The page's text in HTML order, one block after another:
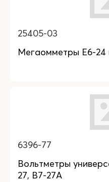
25405-03
Мегаомметры Е6-24
6396-77
Вольтметры
27, В7-27А